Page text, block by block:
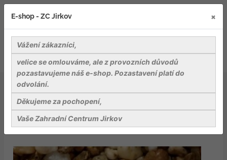
Kameny a dekorativní stěrky
Giallo Istria valounky z přírodního kamene, frakce 7-15
mm, pytel 25 kg
E-shop - ZC Jirkov ×
Vážení zákazníci,
velice se omlouváme, ale z provozních důvodů
pozastavujeme náš e-shop. Pozastavení platí do
odvolání.
Děkujeme za pochopení,
Vaše Zahradní Centrum Jirkov